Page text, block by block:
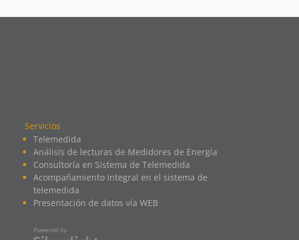
Servicios
Telemedida
Análisis de lecturas de Medidores de Energía
Consultoría en Sistema de Telemedida
Acompañamiento Integral en el sistema de
telemedida
Presentación de datos vía WEB